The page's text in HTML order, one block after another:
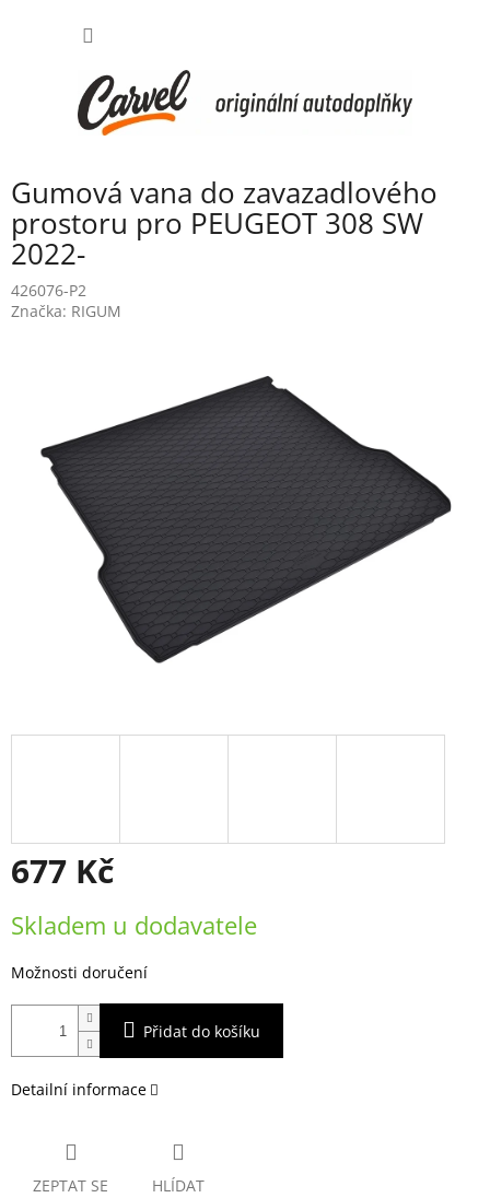
Gumová vana do zavazadlového
prostoru pro PEUGEOT 308 SW
2022-
426076-P2
Značka: RIGUM
677 Kč
cena:
Skladem u dodavatele
Možnosti doručení
Přidat do košíku
Detailní informace
ZEPTAT SE HLÍDAT